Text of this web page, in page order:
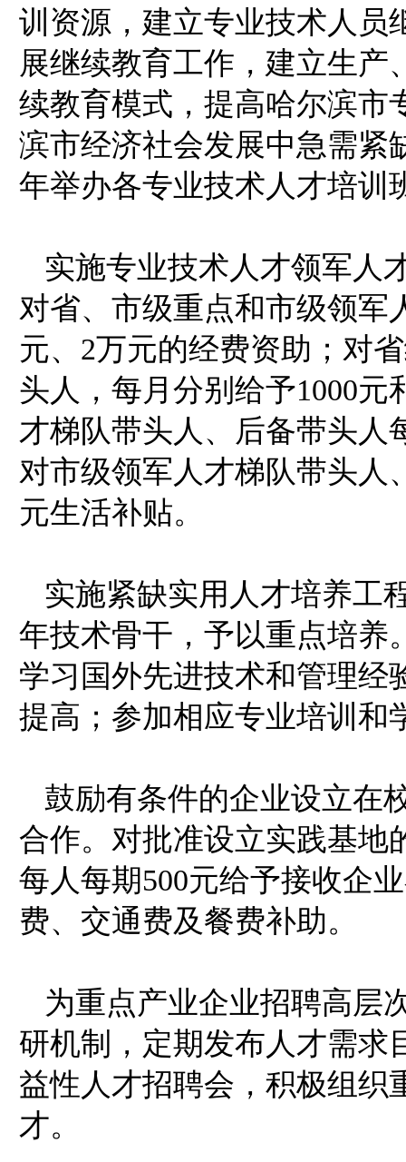
训资源，建立专业技术人员
展继续教育工作，建立生产
续教育模式，提高哈尔滨市
滨市经济社会发展中急需紧
年举办各专业技术人才培训
实施专业技术人才领军人
对省、市级重点和市级领军
元、2万元的经费资助；对
头人，每月分别给予1000
才梯队带头人、后备带头人
对市级领军人才梯队带头人
元生活补贴。
实施紧缺实用人才培养工
年技术骨干，予以重点培养
学习国外先进技术和管理经
提高；参加相应专业培训和
鼓励有条件的企业设立在
合作。对批准设立实践基地
每人每期500元给予接收企
费、交通费及餐费补助。
为重点产业企业招聘高层
研机制，定期发布人才需求
益性人才招聘会，积极组织
才。